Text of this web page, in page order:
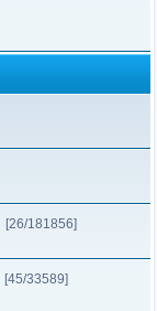
[26/181856]
[45/33589]